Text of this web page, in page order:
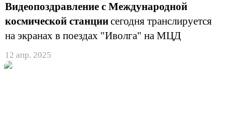
Видеопоздравление с Международной
космической станциисегодня транслируется
на экранах в поездах "Иволга" на МЦД
12 апр. 2025